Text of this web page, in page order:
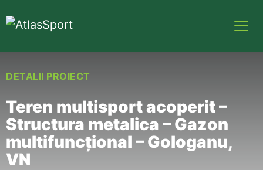
DETALII PROIECT
Teren multisport acoperit –
Structura metalica – Gazon
multifuncțional – Gologanu,
VN